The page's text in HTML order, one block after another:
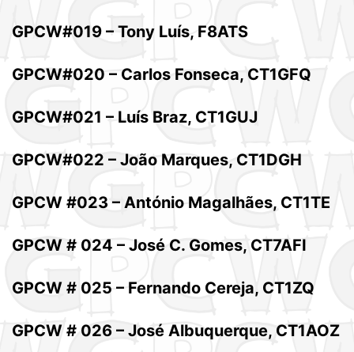
GPCW#019 – Tony Luís, F8ATS
GPCW#020 – Carlos Fonseca, CT1GFQ
GPCW#021 – Luís Braz, CT1GUJ
GPCW#022 – João Marques, CT1DGH
GPCW #023 – António Magalhães, CT1TE
GPCW # 024 – José C. Gomes, CT7AFI
GPCW # 025 – Fernando Cereja, CT1ZQ
GPCW # 026 – José Albuquerque, CT1AOZ